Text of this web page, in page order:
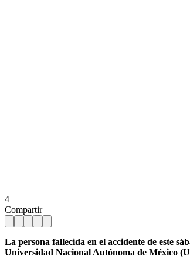
4
Compartir
La persona fallecida en el accidente de este
Universidad Nacional Autónoma de México